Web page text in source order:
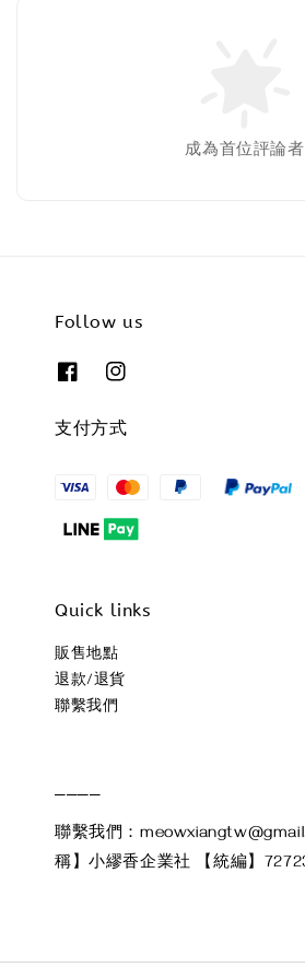
成為首位評論者
Follow us
支付方式
Quick links
販售地點
退款/退貨
聯繫我們
聯繫我們：
稱】小繆香企業社 【統編】